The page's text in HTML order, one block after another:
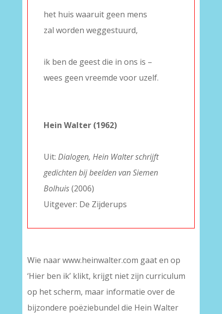
het huis waaruit geen mens
zal worden weggestuurd,
ik ben de geest die in ons is –
wees geen vreemde voor uzelf.
Hein Walter (1962)
Uit: Dialogen, Hein Walter schrijft
gedichten bij beelden van Siemen
Bolhuis(2006)
Uitgever: De Zijderups
Wie naar www.heinwalter.com gaat en op
‘Hier ben ik’ klikt, krijgt niet zijn curriculum
op het scherm, maar informatie over de
bijzondere poëziebundel die Hein Walter